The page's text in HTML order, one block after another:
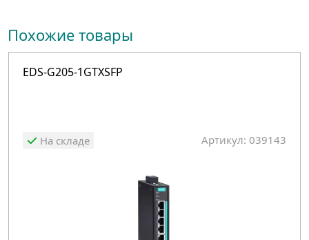
Похожие товары
EDS-G205-1GTXSFP
На складе Артикул: 039143